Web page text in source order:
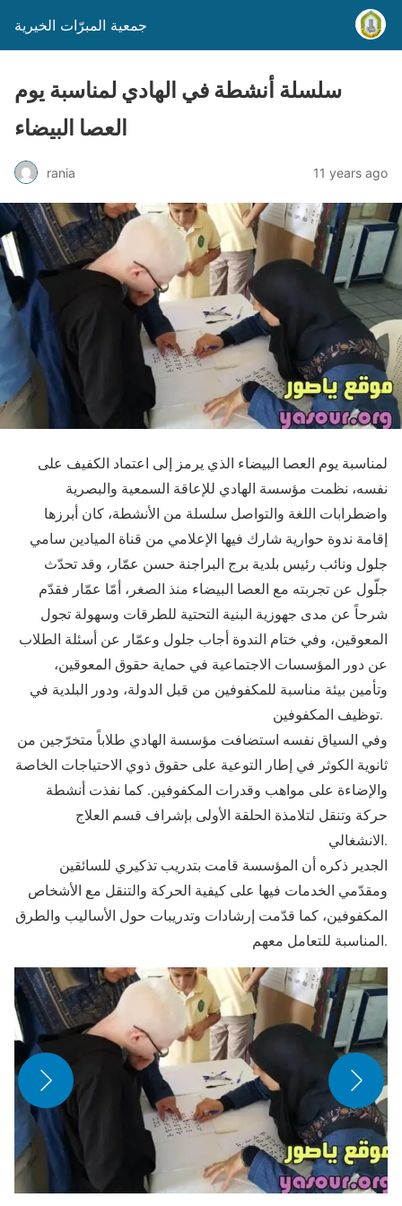
جمعية المبرّات الخيرية
سلسلة أنشطة في الهادي لمناسبة يوم
rania 11 years ago
لمناسبة يوم العصا البيضاء الذي يرمز إلى اعتماد الكفيف على
نفسه، نظمت مؤسسة الهادي للإعاقة السمعية والبصرية
واضطرابات اللغة والتواصل سلسلة من الأنشطة، كان أبرزها
إقامة ندوة حوارية شارك فيها الإعلامي من قناة الميادين سامي
جلول ونائب رئيس بلدية برج البراجنة حسن عمّار، وقد تحدّث
جلّول عن تجربته مع العصا البيضاء منذ الصغر، أمّا عمّار فقدّم
شرحاً عن مدى جهوزية البنية التحتية للطرقات وسهولة تجول
المعوقين، وفي ختام الندوة أجاب جلول وعمّار عن أسئلة الطلاب
عن دور المؤسسات الاجتماعية في حماية حقوق المعوقين،
وتأمين بيئة مناسبة للمكفوفين من قبل الدولة، ودور البلدية في
توظيف المكفوفين.
وفي السياق نفسه استضافت مؤسسة الهادي طلاباً متخرّجين من
ثانوية الكوثر في إطار التوعية على حقوق ذوي الاحتياجات الخاصة
والإضاءة على مواهب وقدرات المكفوفين. كما نفذت أنشطة
حركة وتنقل لتلامذة الحلقة الأولى بإشراف قسم العلاج
الانشغالي.
الجدير ذكره أن المؤسسة قامت بتدريب تذكيري للسائقين
ومقدّمي الخدمات فيها على كيفية الحركة والتنقل مع الأشخاص
المكفوفين، كما قدّمت إرشادات وتدريبات حول الأساليب والطرق
المناسبة للتعامل معهم.